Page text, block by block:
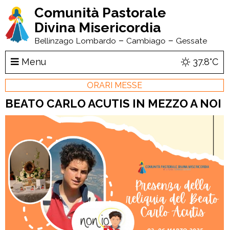
Comunità Pastorale
Divina Misericordia
Bellinzago Lombardo – Cambiago – Gessate
Menu 37.8°C
ORARI MESSE
BEATO CARLO ACUTIS IN MEZZO A NOI